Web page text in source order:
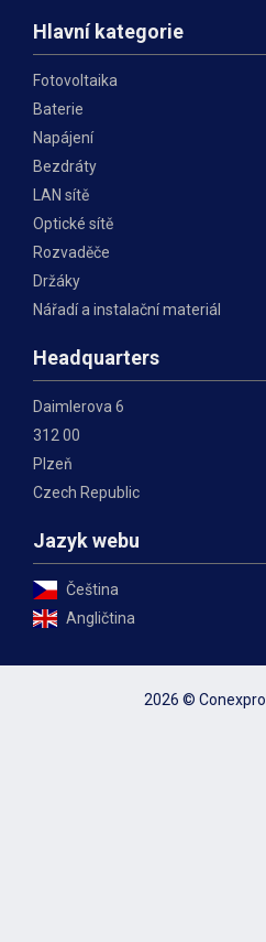
Hlavní kategorie
Fotovoltaika
Baterie
Napájení
Bezdráty
LAN sítě
Optické sítě
Rozvaděče
Držáky
Nářadí a instalační materiál
Headquarters
Daimlerova 6
312 00
Plzeň
Czech Republic
Jazyk webu
Čeština
Angličtina
2026 © Conexpro